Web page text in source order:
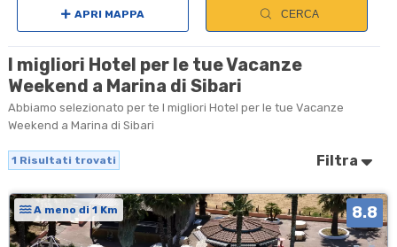
APRI MAPPA CERCA
I migliori Hotel per le tue Vacanze
Weekend a Marina di Sibari
Abbiamo selezionato per te I migliori Hotel per le tue Vacanze
Weekend a Marina di Sibari
1 Risultati trovati Filtra
A meno di 1 Km 8.8